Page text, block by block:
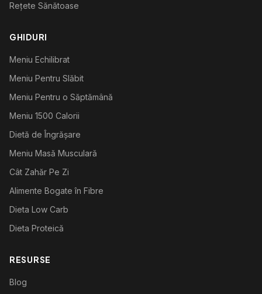
Rețete Sănătoase
GHIDURI
Meniu Echilibrat
Meniu Pentru Slăbit
Meniu Pentru o Săptămână
Meniu 1500 Calorii
Dietă de Îngrășare
Meniu Masă Musculară
Cât Zahăr Pe Zi
Alimente Bogate în Fibre
Dieta Low Carb
Dieta Proteică
RESURSE
Blog